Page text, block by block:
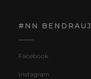
#NN
Facebook
Instagram